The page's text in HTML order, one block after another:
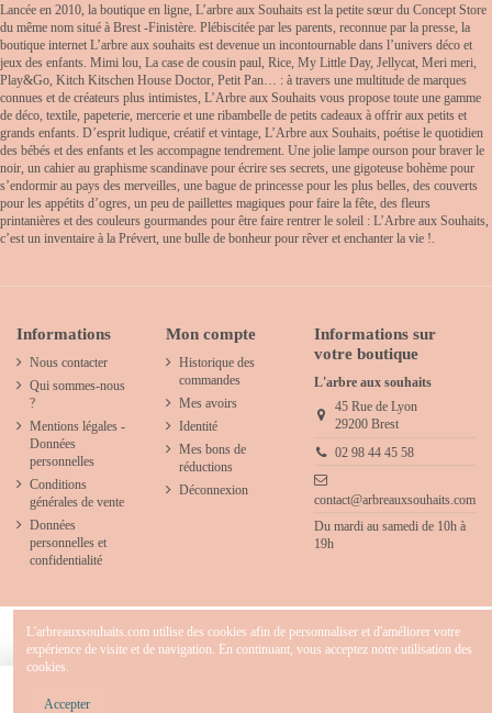
Lancée en 2010, la boutique en ligne, L’arbre aux Souhaits est la petite sœur du Concept Store
du même nom situé à Brest -Finistère. Plébiscitée par les parents, reconnue par la presse, la
boutique internet L’arbre aux souhaits est devenue un incontournable dans l’univers déco et
jeux des enfants. Mimi lou, La case de cousin paul, Rice, My Little Day, Jellycat, Meri meri,
Play&Go, Kitch Kitschen House Doctor, Petit Pan… : à travers une multitude de marques
connues et de créateurs plus intimistes, L’Arbre aux Souhaits vous propose toute une gamme
de déco, textile, papeterie, mercerie et une ribambelle de petits cadeaux à offrir aux petits et
grands enfants. D’esprit ludique, créatif et vintage, L’Arbre aux Souhaits, poétise le quotidien
des bébés et des enfants et les accompagne tendrement. Une jolie lampe ourson pour braver le
noir, un cahier au graphisme scandinave pour écrire ses secrets, une gigoteuse bohème pour
s’endormir au pays des merveilles, une bague de princesse pour les plus belles, des couverts
pour les appétits d’ogres, un peu de paillettes magiques pour faire la fête, des fleurs
printanières et des couleurs gourmandes pour être faire rentrer le soleil : L’Arbre aux Souhaits,
c’est un inventaire à la Prévert, une bulle de bonheur pour rêver et enchanter la vie !.
Informations
Nous contacter
Qui sommes-nous
?
Mentions légales -
Données
personnelles
Conditions
générales de vente
Données
personnelles et
confidentialité
Mon compte
Historique des
commandes
Mes avoirs
Identité
Mes bons de
réductions
Déconnexion
Informations sur
votre boutique
L'arbre aux souhaits
45 Rue de Lyon
29200 Brest
02 98 44 45 58
contact@arbreauxsouhaits.com
Du mardi au samedi de 10h à
19h
L'arbreauxsouhaits.com utilise des cookies afin de personnaliser et d'améliorer votre
expérience de visite et de navigation. En continuant, vous acceptez notre utilisation des
cookies.
Accepter